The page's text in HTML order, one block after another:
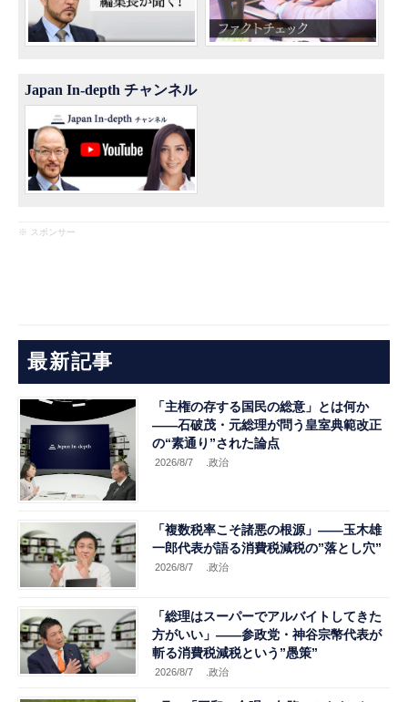
Japan In-depth チャンネル
※ スポンサー
最新記事
「主権の存する国民の総意」とは何か
――石破茂・元総理が問う皇室典範改正
の“素通り”された論点
2026/8/7 .政治
「複数税率こそ諸悪の根源」――玉木雄
一郎代表が語る消費税減税の”落とし穴”
2026/8/7 .政治
「総理はスーパーでアルバイトしてきた
方がいい」――参政党・神谷宗幣代表が
斬る消費税減税という”愚策”
2026/8/7 .政治